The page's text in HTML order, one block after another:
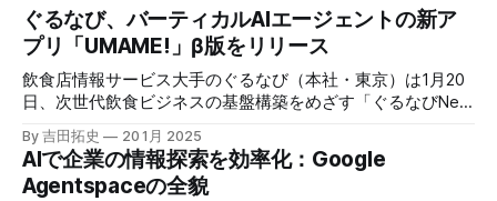
ぐるなび、バーティカルAIエージェントの新ア
プリ「UMAME!」β版をリリース
飲食店情報サービス大手のぐるなび（本社・東京）は1月20
日、次世代飲食ビジネスの基盤構築をめざす「ぐるなびNext
プロジェクト」の初成果として、新たな飲食店探索アプリ
「UMAME!（うまみー！）」のβ版を公開した。
By 吉田拓史 20 1月 2025
AIで企業の情報探索を効率化：Google
Agentspaceの全貌